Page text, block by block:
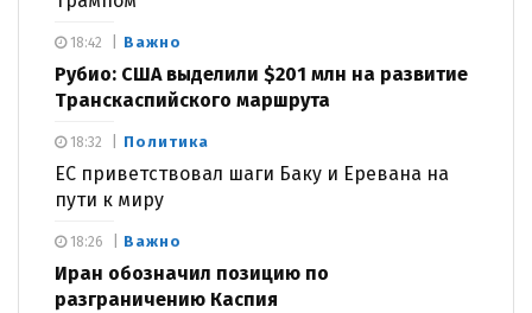
Важно
Рубио: США выделили $201 млн на развитие
Транскаспийского маршрута
18:42
Политика
ЕС приветствовал шаги Баку и Еревана на
пути к миру
18:32
Важно
Иран обозначил позицию по
разграничению Каспия
18:26